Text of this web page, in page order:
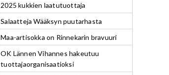
2025 kukkien laatutuottaja
Salaatteja Wääksyn puutarhasta
Maa-artisokka on Rinnekarin bravuuri
OK Lännen Vihannes hakeutuu
tuottajaorganisaatioksi